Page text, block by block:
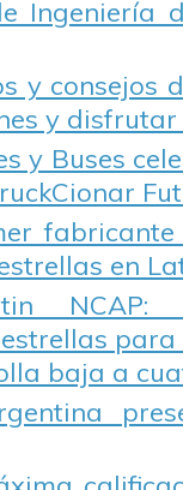
Ingeniería
y consejos
y disfrutar
y Buses
en
NCAP:
para
baja a